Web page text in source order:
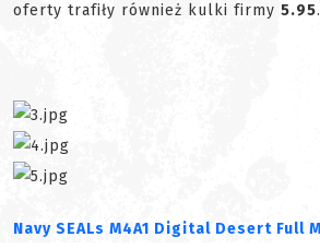
oferty trafiły również kulki firmy 5.95.
Navy SEALs M4A1 Digital Desert Full